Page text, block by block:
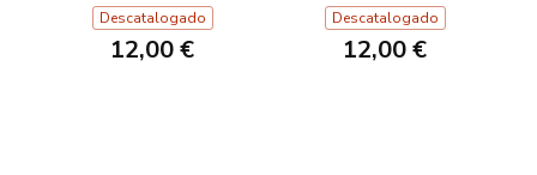
Descatalogado
12,00 €
LA
Descatalogado
12,00 €